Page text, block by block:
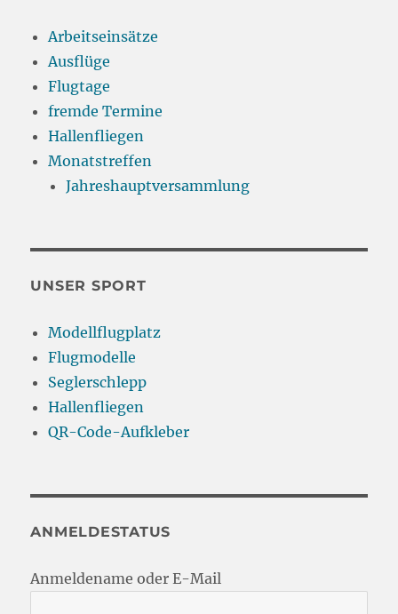
Arbeitseinsätze
Ausflüge
Flugtage
fremde Termine
Hallenfliegen
Monatstreffen
Jahreshauptversammlung
UNSER SPORT
Modellflugplatz
Flugmodelle
Seglerschlepp
Hallenfliegen
QR-Code-Aufkleber
ANMELDESTATUS
Anmeldename oder E-Mail